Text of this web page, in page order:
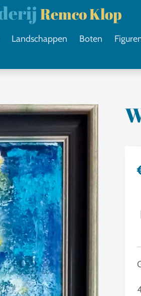
Remco Klop
Landschappen Boten